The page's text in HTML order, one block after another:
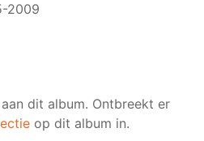
2009
dit album. Ontbreekt er
op dit album in.